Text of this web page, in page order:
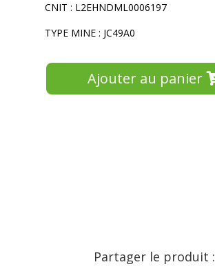
CNIT : L2EHNDML0006197
TYPE MINE : JC49A0
Ajouter au panier
Partager le produit :